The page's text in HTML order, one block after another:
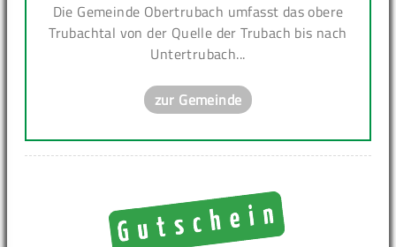
Die Gemeinde Obertrubach umfasst das obere
Trubachtal von der Quelle der Trubach bis nach
Untertrubach...
zur Gemeinde